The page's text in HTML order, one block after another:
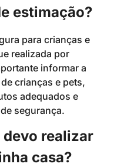
estimação?
para crianças e
realizada por
informar a
crianças e pets,
adequados e
segurança.
realizar
casa?